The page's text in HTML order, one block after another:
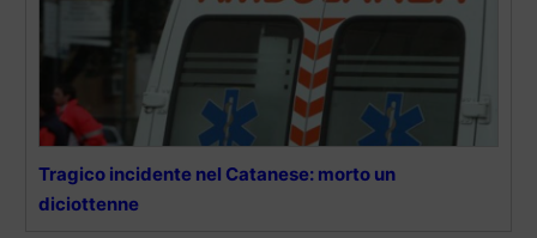
Tragico incidente nel Catanese: morto un
diciottenne